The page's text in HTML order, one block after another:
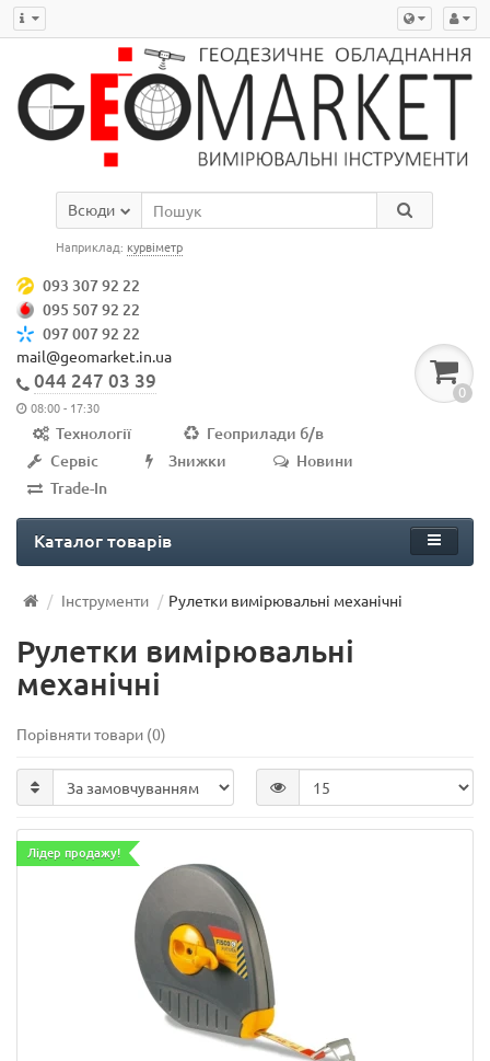
Всюди
Наприклад: курвіметр
093 307 92 22
095 507 92 22
097 007 92 22
mail@geomarket.in.ua
044 247 03 39
08:00 - 17:30
0
Технології
Геоприлади б/в
Сервіс
Знижки
Новини
Trade-In
Каталог товарів
Інструменти Рулетки вимірювальні механічні
Рулетки вимірювальні
механічні
Порівняти товари (0)
Лідер продажу!